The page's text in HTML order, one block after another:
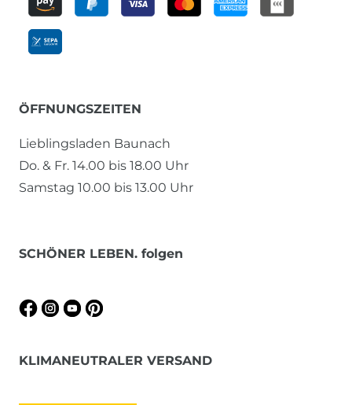
ÖFFNUNGSZEITEN
Lieblingsladen Baunach
Do. & Fr. 14.00 bis 18.00 Uhr
Samstag 10.00 bis 13.00 Uhr
SCHÖNER LEBEN. folgen
KLIMANEUTRALER VERSAND